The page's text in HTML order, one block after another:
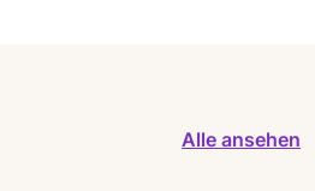
Alle ansehen